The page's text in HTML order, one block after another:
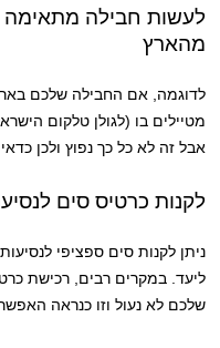
לעשות חבילה
מהארץ
לדוגמה, אם החבילה שלכם
מטיילים בו (לגולן טלקום
אבל זה לא כל כך נפוץ ולכן
לקנות כרטיס סים
ניתן לקנות סים ספציפי
ליעד. במקרים רבים, רכישת
שלכם לא נעול וזו כנראה